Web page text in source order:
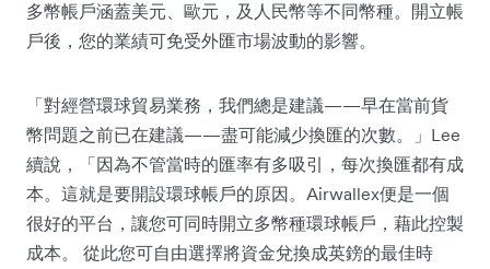
多幣帳戶涵蓋美元、歐元，及人民幣等不同幣種。開立帳
戶後，您的業績可免受外匯市場波動的影響。
「對經營環球貿易業務，我們總是建議——早在當前貨
幣問題之前已在建議——盡可能減少換匯的次數。」Lee
續說，「因為不管當時的匯率有多吸引，每次換匯都有成
本。這就是要開設環球帳戶的原因。Airwallex便是一個
很好的平台，讓您可同時開立多幣種環球帳戶，藉此控製
成本。 從此您可自由選擇將資金兌換成英鎊的最佳時